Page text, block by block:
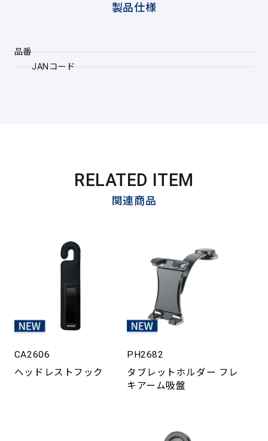
製品仕様
品番
JANコード
RELATED ITEM
関連商品
CA2606
ヘッドレストフック
PH2682
タブレットホルダー フレ
キアーム吸盤